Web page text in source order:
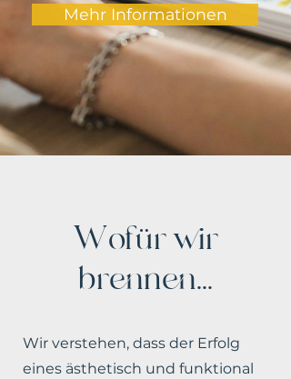
Mehr Informationen
Wofür wir
brennen...
Wir verstehen, dass der Erfolg
eines ästhetisch und funktional